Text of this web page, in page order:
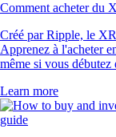
Comment acheter du
Créé par Ripple, le
Apprenez à l'acheter
même si vous débutez
Learn more